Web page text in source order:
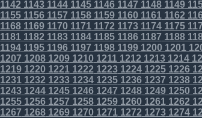
1142 11431144114511461147 11481149
115511561157 11581159116011611162
11681169117011711172 117311741175
11811182 11831184118511861187 1188
1194119511961197 1198119912001201
1207 12081209121012111212 12131214
1219122012211222 1223122412251226
12311232 12331234123512361237 1238
12431244124512461247 124812491250
125512561257 12581259126012611262
1267 12681269127012711272 12731274